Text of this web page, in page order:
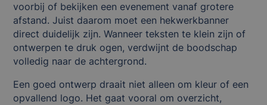
voorbij of bekijken een evenement vanaf grotere
afstand. Juist daarom moet een hekwerkbanner
direct duidelijk zijn. Wanneer teksten te klein zijn of
ontwerpen te druk ogen, verdwijnt de boodschap
volledig naar de achtergrond.
Een goed ontwerp draait niet alleen om kleur of een
opvallend logo. Het gaat vooral om overzicht,